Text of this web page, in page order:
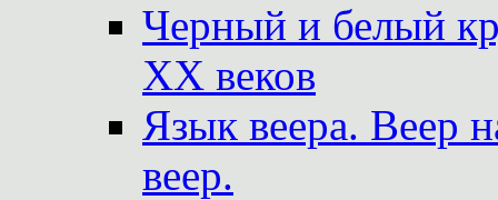
Черный и белый
XX веков
Язык веера. Веер
веер.